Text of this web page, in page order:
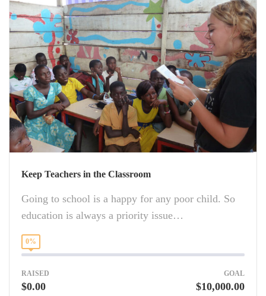
Keep Teachers in the Classroom
Going to school is a happy for any poor child. So
education is always a priority issue…
0%
RAISED
$0.00
GOAL
$10,000.00